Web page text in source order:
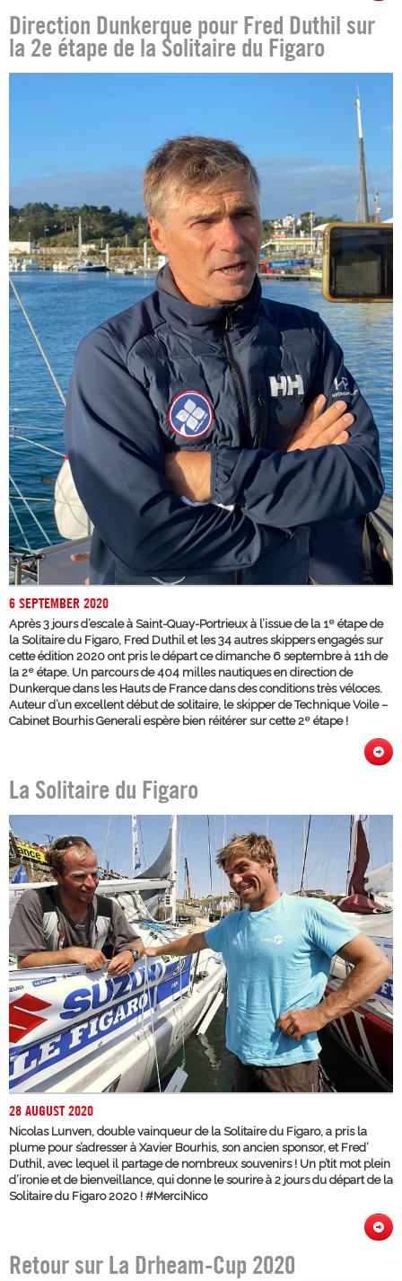
Direction Dunkerque pour Fred Duthil sur
la 2e étape de la Solitaire du Figaro
6 SEPTEMBER 2020
Après 3 jours d’escale à Saint-Quay-Portrieux à l’issue de la 1e étape de
la Solitaire du Figaro, Fred Duthil et les 34 autres skippers engagés sur
cette édition 2020 ont pris le départ ce dimanche 6 septembre à 11h de
la 2e étape. Un parcours de 404 milles nautiques en direction de
Dunkerque dans les Hauts de France dans des conditions très véloces.
Auteur d’un excellent début de solitaire, le skipper de Technique Voile –
Cabinet Bourhis Generali espère bien réitérer sur cette 2e étape !
La Solitaire du Figaro
28 AUGUST 2020
Nicolas Lunven, double vainqueur de la Solitaire du Figaro, a pris la
plume pour s’adresser à Xavier Bourhis, son ancien sponsor, et Fred’
Duthil, avec lequel il partage de nombreux souvenirs ! Un p’tit mot plein
d’ironie et de bienveillance, qui donne le sourire à 2 jours du départ de la
Solitaire du Figaro 2020 ! #MerciNico
Retour sur La Drheam-Cup 2020